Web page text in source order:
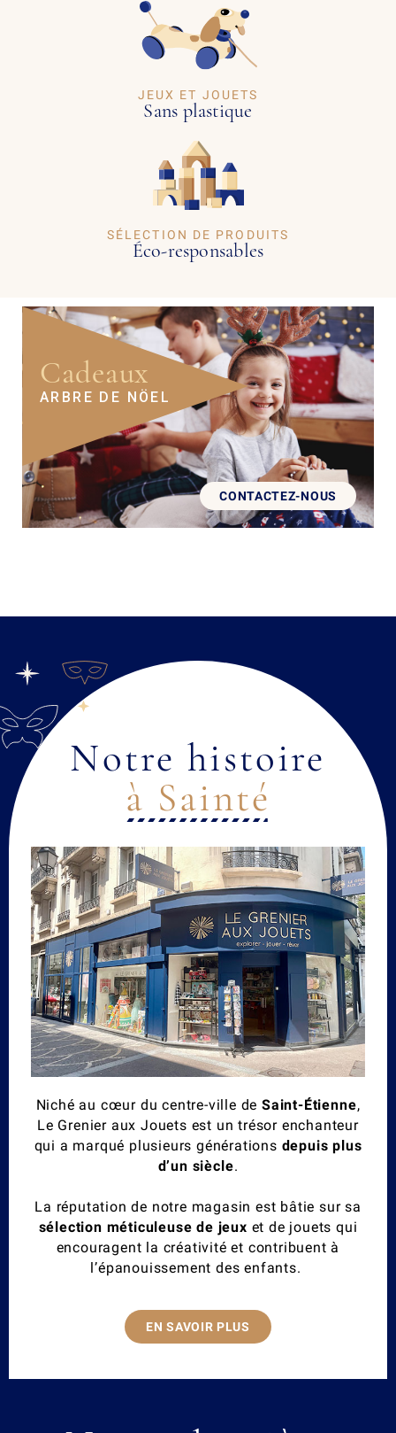
JEUX ET JOUETS
Sans plastique
SÉLECTION DE PRODUITS
Éco-responsables
Cadeaux
ARBRE DE NÖEL
CONTACTEZ-NOUS
Notre histoire
à Sainté
Niché au cœur du centre-ville de Saint-Étienne,
Le Grenier aux Jouets est un trésor enchanteur
qui a marqué plusieurs générations depuis plus
d’un siècle.
La réputation de notre magasin est bâtie sur sa
sélection méticuleuse de jeux et de jouets qui
encouragent la créativité et contribuent à
l’épanouissement des enfants.
EN SAVOIR PLUS